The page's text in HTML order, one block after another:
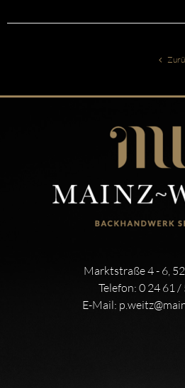
Marktstraße 4 - 6,
Telefon: 0 24 61 /
E-Mail: